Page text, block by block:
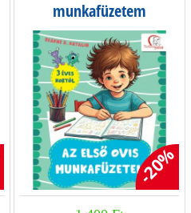
munkafüzetem
-20%